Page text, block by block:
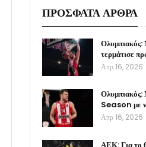
ΠΡΟΣΦΑΤΑ ΑΡΘΡΑ
Ολυμπιακός:
τερμάτισε
Απρ 16, 2026
Season με
Απρ 16, 2026